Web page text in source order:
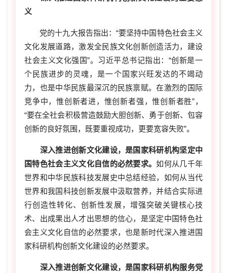
义
党的十九大报告指出：“要坚持中国特色社会主义
文化发展道路，激发全民族文化创新创造活力，建设
社会主义文化强国”。习近平总书记指出：“创新是一
个民族进步的灵魂，是一个国家兴旺发达的不竭动
力，也是中华民族最深沉的民族禀赋。在激烈的国际
竞争中，惟创新者进，惟创新者强，惟创新者胜”，
“要在全社会积极营造鼓励大胆创新、勇于创新、包容
创新的良好氛围，既要重视成功，更要宽容失败”。
深入推进创新文化建设，是国家科研机构坚定中
国特色社会主义文化自信的必然要求。如何从几千年
世界和中华民族科技发展史中总结经验，如何从当代
世界和我国科技创新发展中汲取营养，并结合实际进
行创造性转化、创新性发展，增强突破关键核心技
术、出成果出人才出思想的信心，是坚定中国特色社
会主义文化自信的必然要求，也是新时代深入推进国
家科研机构创新文化建设的必然要求。
深入推进创新文化建设，是国家科研机构服务党